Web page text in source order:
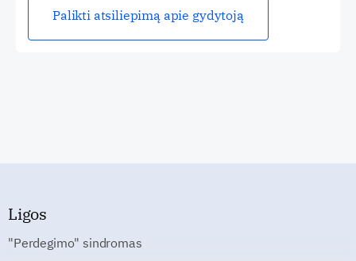
Palikti atsiliepimą apie gydytoją
Ligos
"Perdegimo" sindromas